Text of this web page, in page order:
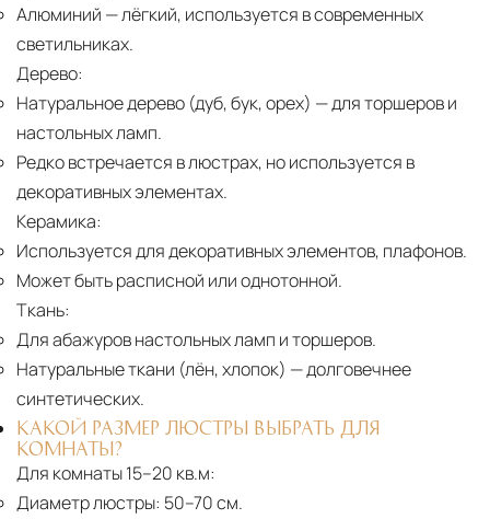
Алюминий — лёгкий, используется в современных
светильниках.
Дерево:
Натуральное дерево (дуб, бук, орех) — для торшеров и
настольных ламп.
Редко встречается в люстрах, но используется в
декоративных элементах.
Керамика:
Используется для декоративных элементов, плафонов.
Может быть расписной или однотонной.
Ткань:
Для абажуров настольных ламп и торшеров.
Натуральные ткани (лён, хлопок) — долговечнее
синтетических.
КАКОЙ РАЗМЕР ЛЮСТРЫ ВЫБРАТЬ ДЛЯ
КОМНАТЫ?
Для комнаты 15–20 кв.м:
Диаметр люстры: 50–70 см.